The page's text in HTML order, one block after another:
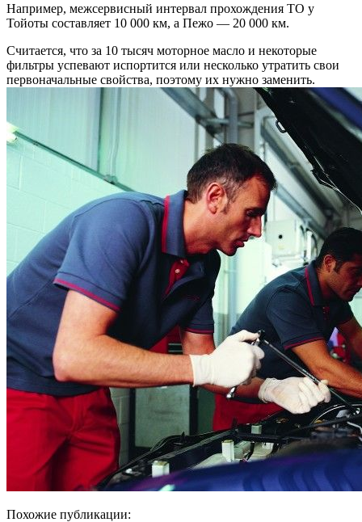
Например, межсервисный интервал прохождения ТО у
Тойоты составляет 10 000 км, а Пежо — 20 000 км.
Считается, что за 10 тысяч моторное масло и некоторые
фильтры успевают испортится или несколько утратить свои
первоначальные свойства, поэтому их нужно заменить.
Похожие публикации: